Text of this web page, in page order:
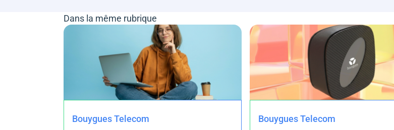
Dans la même rubrique
Bouygues Telecom Bouygues Telecom